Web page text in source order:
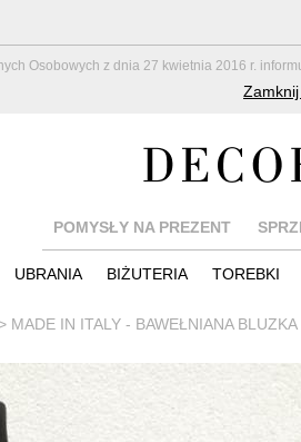
Osobowych z dnia 27 kwietnia 2016 r.
POMYSŁY NA PREZENT
UBRANIA BIŻUTERIA TOREBKI
MADE IN ITALY - BAWEŁNIANA